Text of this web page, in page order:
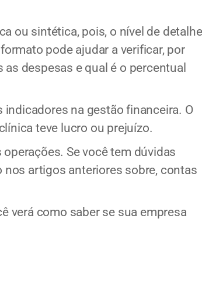
ou sintética, pois, o nível de detalhe
pode ajudar a verificar, por
despesas e qual é o percentual
na gestão financeira. O
teve lucro ou prejuízo.
Se você tem dúvidas
artigos anteriores sobre, contas
verá como saber se sua empresa